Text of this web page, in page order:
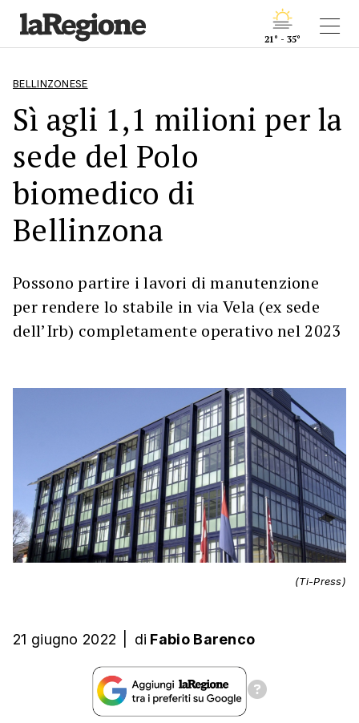
21° - 35°
BELLINZONESE
Sì agli 1,1 milioni per la
sede del Polo
biomedico di
Bellinzona
Possono partire i lavori di manutenzione
per rendere lo stabile in via Vela (ex sede
dell’Irb) completamente operativo nel 2023
(Ti-Press)
21 giugno 2022 di Fabio Barenco